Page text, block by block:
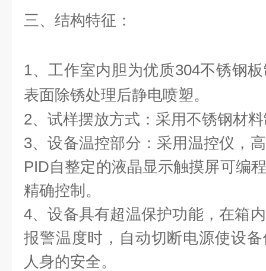
三、结构特征：
1、工作室内胆为优质304不锈钢
表面除锈处理后静电喷塑。
2、试样摆放方式：采用不锈钢材
3、设备温控部分：采用温控仪，
PID自整定的液晶显示触摸屏可编
精确控制。
4、设备具有超温保护功能，在箱
报警温度时，自动切断电源使设
人身的安全。